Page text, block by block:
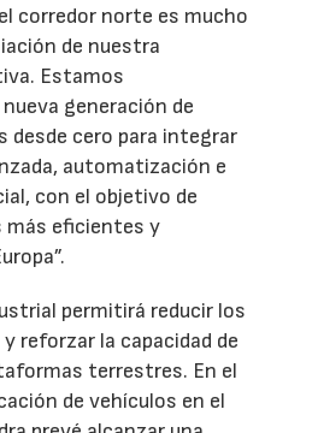
corredor norte es mucho
de nuestra
Estamos
generación de
desde cero para integrar
automatización e
con el objetivo de
más eficientes y
permitirá reducir los
reforzar la capacidad de
terrestres. En el
de vehículos en el